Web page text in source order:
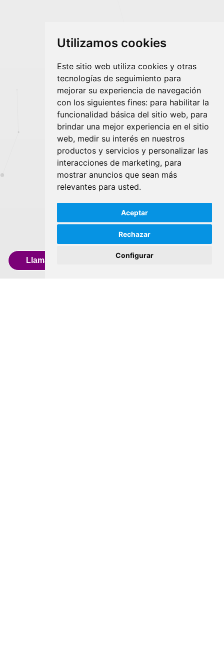
Utilizamos cookies
Este sitio web utiliza cookies y otras
tecnologías de seguimiento para
mejorar su experiencia de navegación
con los siguientes fines: para habilitar la
funcionalidad básica del sitio web, para
brindar una mejor experiencia en el sitio
web, medir su interés en nuestros
productos y servicios y personalizar las
interacciones de marketing, para
mostrar anuncios que sean más
relevantes para usted.
Aceptar
Rechazar
Configurar
Llamar